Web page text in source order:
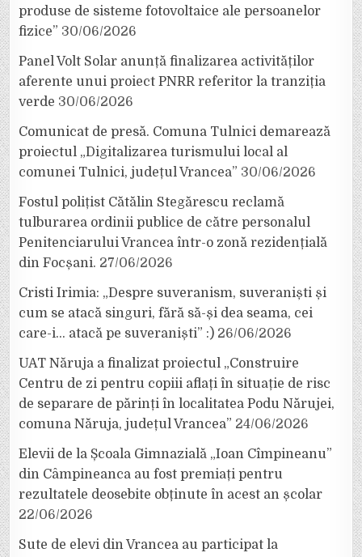
produse de sisteme fotovoltaice ale persoanelor
fizice” 30/06/2026
Panel Volt Solar anunță finalizarea activităților
aferente unui proiect PNRR referitor la tranziția
verde 30/06/2026
Comunicat de presă. Comuna Tulnici demarează
proiectul „Digitalizarea turismului local al
comunei Tulnici, județul Vrancea” 30/06/2026
Fostul polițist Cătălin Stegărescu reclamă
tulburarea ordinii publice de către personalul
Penitenciarului Vrancea într-o zonă rezidențială
din Focșani. 27/06/2026
Cristi Irimia: „Despre suveranism, suveraniști și
cum se atacă singuri, fără să-și dea seama, cei
care-i… atacă pe suveraniști” :) 26/06/2026
UAT Năruja a finalizat proiectul „Construire
Centru de zi pentru copiii aflați în situație de risc
de separare de părinți în localitatea Podu Nărujei,
comuna Năruja, județul Vrancea” 24/06/2026
Elevii de la Școala Gimnazială „Ioan Cîmpineanu”
din Câmpineanca au fost premiați pentru
rezultatele deosebite obținute în acest an școlar
22/06/2026
Sute de elevi din Vrancea au participat la